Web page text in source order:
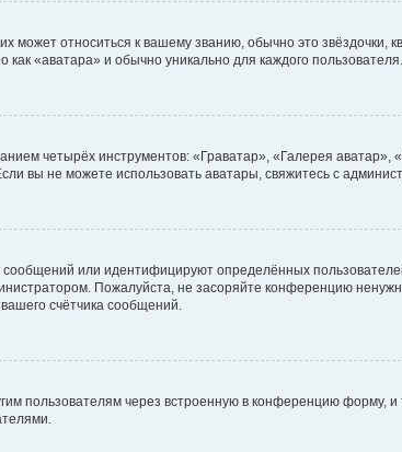
может относиться к вашему званию, обычно это
«аватара» и обычно уникально для каждого пользователя.
четырёх инструментов: «Граватар», «Галерея
вы не можете использовать аватары, свяжитесь с
или идентифицируют определённых
Пожалуйста, не засоряйте конференцию
счётчика сообщений.
пользователям через встроенную в конференцию форму,